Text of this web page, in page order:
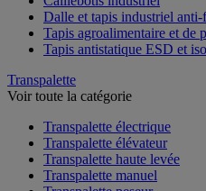
Dalle et tapis industriel anti-
Tapis agroalimentaire et de
Tapis antistatique ESD et
Transpalette
Voir toute la catégorie
Transpalette électrique
Transpalette élévateur
Transpalette haute levée
Transpalette manuel